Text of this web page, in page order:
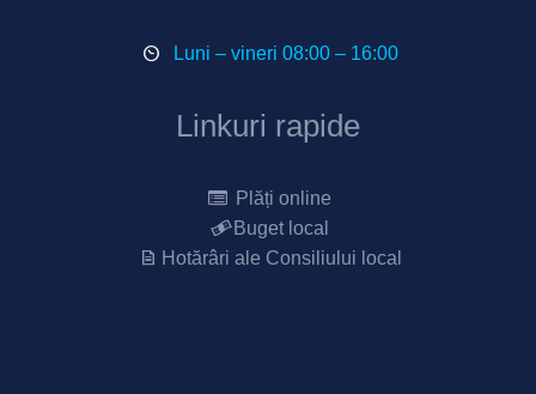
Luni – vineri 08:00 – 16:00
Linkuri rapide
Plăți online
Buget local
Hotărâri ale Consiliului local